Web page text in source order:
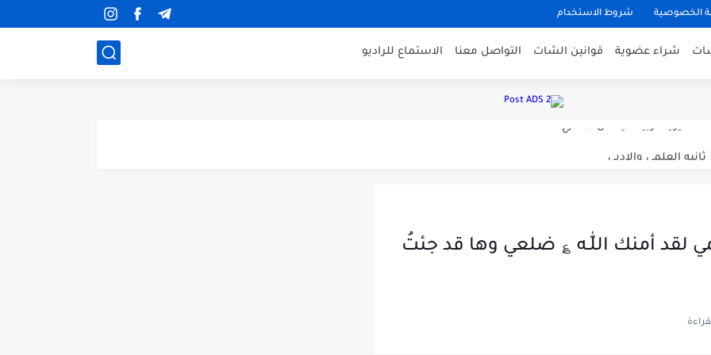
الخصوصية شروط الاستخدام
شراء عضوية قوانين الشات التواصل معنا الاستماع للراديو
لقد أمنك اللّٰـه ؏ ضلعي وها قد جئتُ